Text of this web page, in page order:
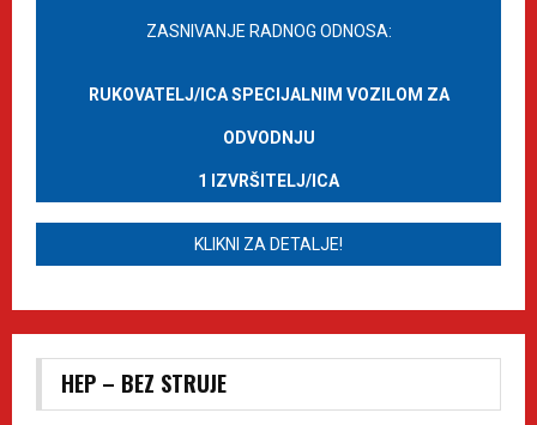
ZASNIVANJE RADNOG ODNOSA:
RUKOVATELJ/ICA SPECIJALNIM VOZILOM ZA
ODVODNJU
1 IZVRŠITELJ/ICA
KLIKNI ZA DETALJE!
HEP – BEZ STRUJE